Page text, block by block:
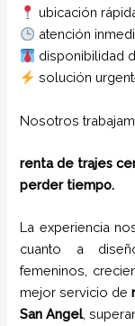
ubicación
atención
disponibilidad
solución
Nosotros
renta de trajes
perder tiempo.
La experiencia
cuanto a
femeninos,
mejor servicio de
San Angel,